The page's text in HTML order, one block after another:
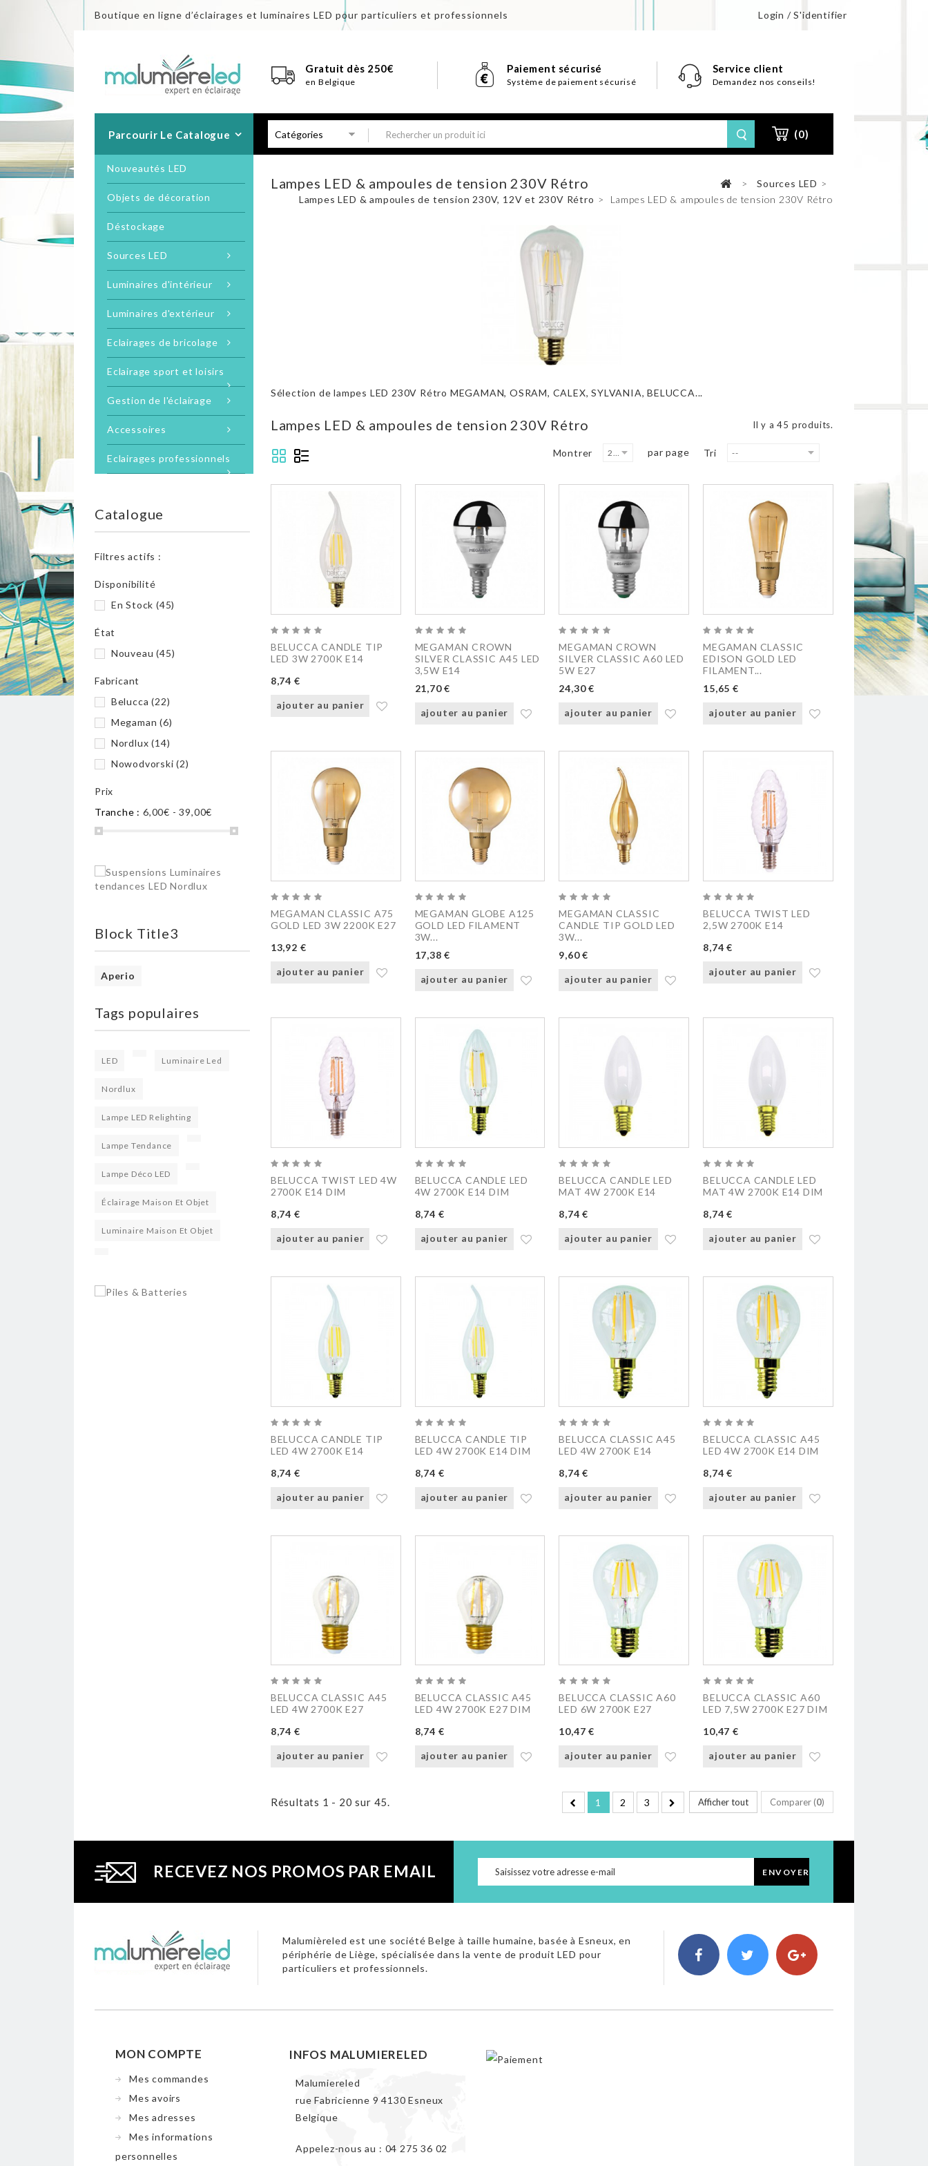
Login / S'identifier
Boutique en ligne d’éclairages et luminaires LED pour particuliers et professionnels
Gratuit dès 250€
en Belgique
Paiement sécurisé
Système de paiement sécurisé
Service client
Demandez nos conseils!
(0)
Parcourir Le Catalogue
Nouveautés LED
Objets de décoration
Déstockage
Sources LED
Luminaires d'intérieur
Luminaires d'extérieur
Eclairages de bricolage
Eclairage sport et loisirs
Gestion de l'éclairage
Accessoires
Eclairages professionnels
Catalogue
Filtres actifs :
Disponibilité
En Stock (45)
État
Nouveau (45)
Fabricant
Belucca (22)
Megaman (6)
Nordlux (14)
Nowodvorski (2)
Prix
Tranche : 6,00€ - 39,00€
Block Title3
Aperio
Tags populaires
LED Luminaire Led
Nordlux
Lampe LED Relighting
Lampe Tendance
Lampe Déco LED
Éclairage Maison Et Objet
Luminaire Maison Et Objet
Lampes LED & ampoules de tension 230V Rétro > Sources LED >
Lampes LED & ampoules de tension 230V, 12V et 230V Rétro > Lampes LED & ampoules de tension 230V Rétro
Sélection de lampes LED 230V Rétro MEGAMAN, OSRAM, CALEX, SYLVANIA, BELUCCA...
Lampes LED & ampoules de tension 230V Rétro Il y a 45 produits.
Tri --
Montrer 20 par page
BELUCCA CANDLE TIP
LED 3W 2700K E14
8,74 €
ajouter au panier
MEGAMAN CROWN
SILVER CLASSIC A45 LED
3,5W E14
21,70 €
ajouter au panier
MEGAMAN CROWN
SILVER CLASSIC A60 LED
5W E27
24,30 €
ajouter au panier
MEGAMAN CLASSIC
EDISON GOLD LED
FILAMENT...
15,65 €
ajouter au panier
MEGAMAN CLASSIC A75
GOLD LED 3W 2200K E27
13,92 €
ajouter au panier
MEGAMAN GLOBE A125
GOLD LED FILAMENT
3W...
17,38 €
ajouter au panier
MEGAMAN CLASSIC
CANDLE TIP GOLD LED
3W...
9,60 €
ajouter au panier
BELUCCA TWIST LED
2,5W 2700K E14
8,74 €
ajouter au panier
BELUCCA TWIST LED 4W
2700K E14 DIM
8,74 €
ajouter au panier
BELUCCA CANDLE LED
4W 2700K E14 DIM
8,74 €
ajouter au panier
BELUCCA CANDLE LED
MAT 4W 2700K E14
8,74 €
ajouter au panier
BELUCCA CANDLE LED
MAT 4W 2700K E14 DIM
8,74 €
ajouter au panier
BELUCCA CANDLE TIP
LED 4W 2700K E14
8,74 €
ajouter au panier
BELUCCA CANDLE TIP
LED 4W 2700K E14 DIM
8,74 €
ajouter au panier
BELUCCA CLASSIC A45
LED 4W 2700K E14
8,74 €
ajouter au panier
BELUCCA CLASSIC A45
LED 4W 2700K E14 DIM
8,74 €
ajouter au panier
BELUCCA CLASSIC A45
LED 4W 2700K E27
8,74 €
ajouter au panier
BELUCCA CLASSIC A45
LED 4W 2700K E27 DIM
8,74 €
ajouter au panier
BELUCCA CLASSIC A60
LED 6W 2700K E27
10,47 €
ajouter au panier
BELUCCA CLASSIC A60
LED 7,5W 2700K E27 DIM
10,47 €
ajouter au panier
Comparer (0)
Afficher tout
1 2 3
Résultats 1 - 20 sur 45.
RECEVEZ NOS PROMOS PAR EMAIL ENVOYER
Malumièreled est une société Belge à taille humaine, basée à Esneux, en
périphérie de Liège, spécialisée dans la vente de produit LED pour
particuliers et professionnels.
MON COMPTE
Mes commandes
Mes avoirs
Mes adresses
Mes informations
personnelles
INFOS MALUMIERELED
Malumiereled
rue Fabricienne 9 4130 Esneux
Belgique
Appelez-nous au : 04 275 36 02